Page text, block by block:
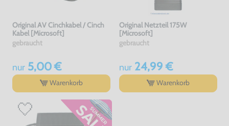
Original AV Cinchkabel / Cinch
Kabel [Microsoft]
gebraucht
nur5,00 €
Warenkorb
Original Netzteil 175W
[Microsoft]
gebraucht
nur24,99 €
Warenkorb